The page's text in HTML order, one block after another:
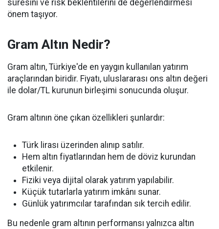
süresini ve risk beklentilerini de değerlendirmesi
önem taşıyor.
Gram Altın Nedir?
Gram altın, Türkiye'de en yaygın kullanılan yatırım
araçlarından biridir. Fiyatı, uluslararası ons altın değeri
ile dolar/TL kurunun birleşimi sonucunda oluşur.
Gram altının öne çıkan özellikleri şunlardır:
Türk lirası üzerinden alınıp satılır.
Hem altın fiyatlarından hem de döviz kurundan
etkilenir.
Fiziki veya dijital olarak yatırım yapılabilir.
Küçük tutarlarla yatırım imkânı sunar.
Günlük yatırımcılar tarafından sık tercih edilir.
Bu nedenle gram altının performansı yalnızca altın